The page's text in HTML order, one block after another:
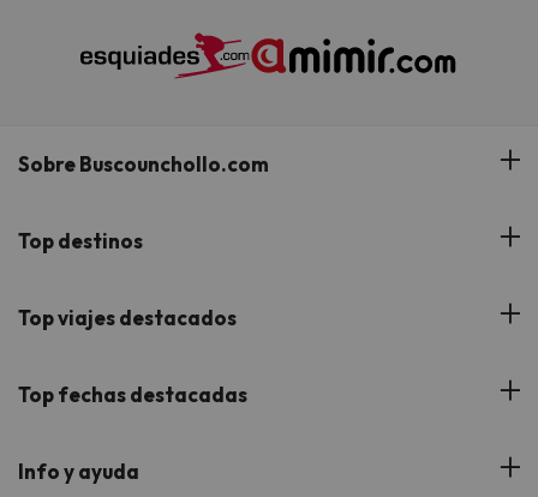
Sobre Buscounchollo.com
¿Quiénes somos?
Buscounchollo en los medios
Proveedores
Top destinos
Hoteles Andalucía
Hoteles Cataluña
Top viajes destacados
Viajes con Niños
Viajes de Novios
Top fechas destacadas
Verano
Info y ayuda